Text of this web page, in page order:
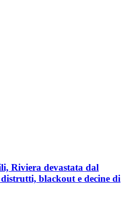
Riviera devastata dal
blackout e decine di